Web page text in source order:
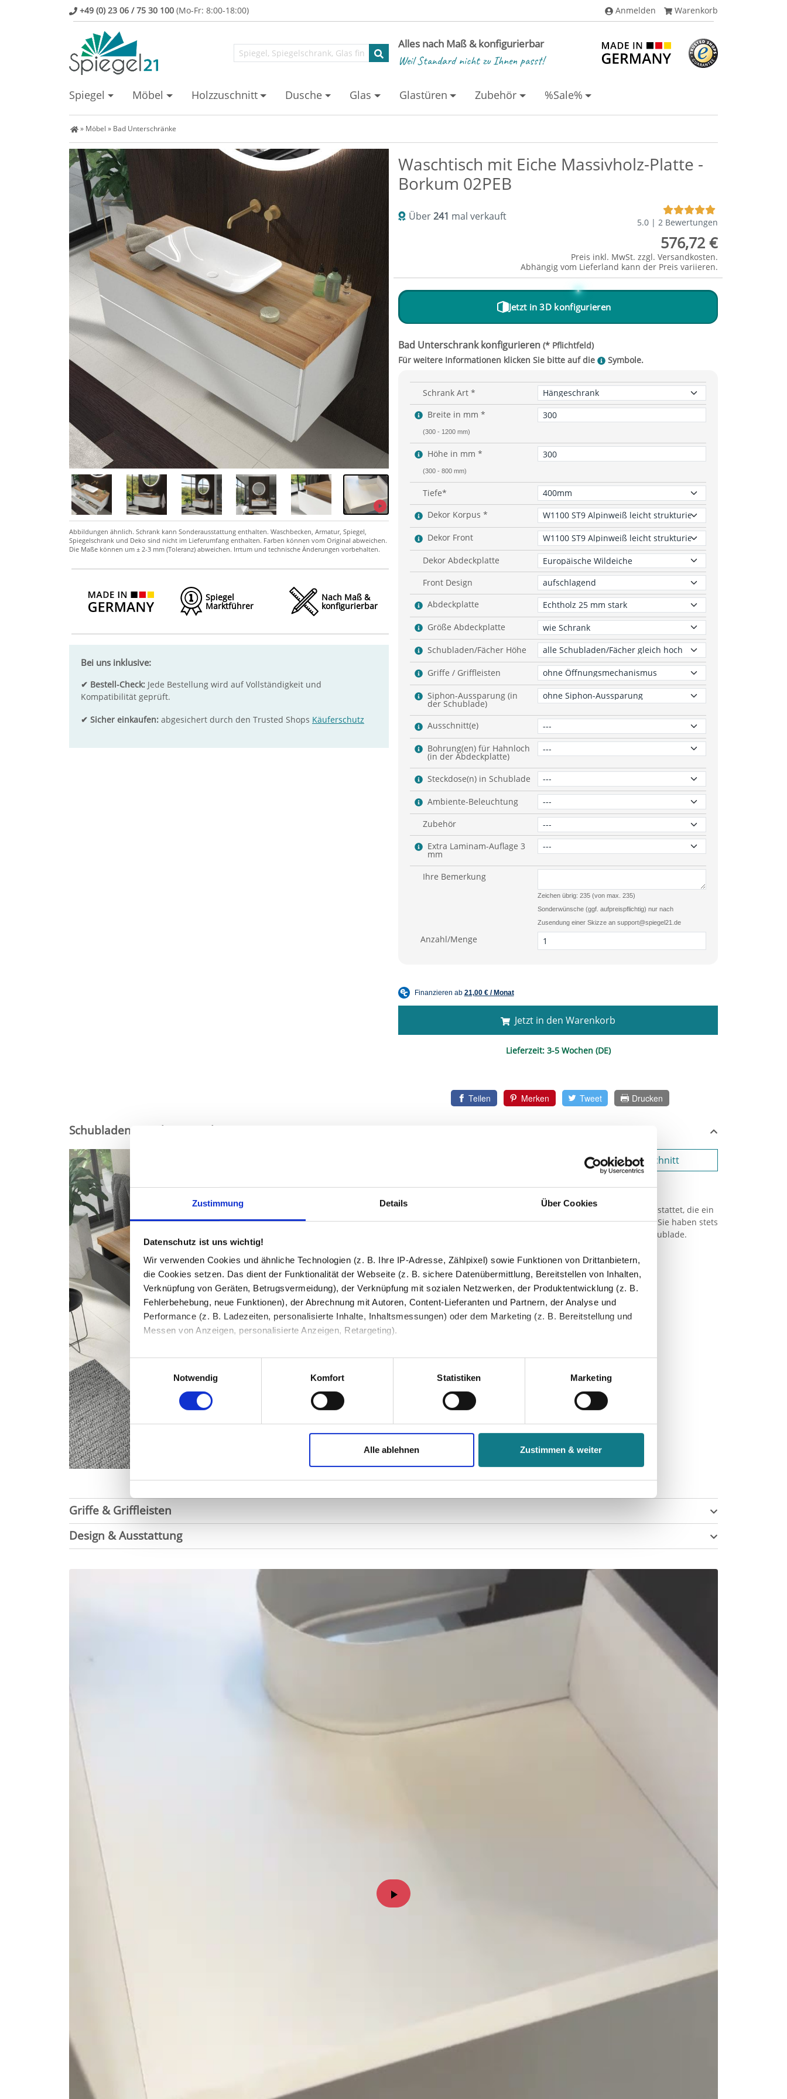
Zustimmung Details Über Cookies
Datenschutz ist uns wichtig!
Wir verwenden Cookies und ähnliche Technologien (z. B. Ihre IP-Adresse, Zählpixel) sowie Funktionen von Drittanbietern,
die Cookies setzen. Das dient der Funktionalität der Webseite (z. B. sichere Datenübermittlung, Bereitstellen von Inhalten,
Verknüpfung von Geräten, Betrugsvermeidung), der Verknüpfung mit sozialen Netzwerken, der Produktentwicklung (z. B.
Fehlerbehebung, neue Funktionen), der Abrechnung mit Autoren, Content-Lieferanten und Partnern, der Analyse und
Performance (z. B. Ladezeiten, personalisierte Inhalte, Inhaltsmessungen) oder dem Marketing (z. B. Bereitstellung und
Messen von Anzeigen, personalisierte Anzeigen, Retargeting).
Die Einzelheiten können Sie unter Datenschutz nachlesen. Über den Link "Cookies" am Seitenende können Sie mehr über
die eingesetzten Technologien und Partner erfahren und die von Ihnen gewünschten Einstellungen vornehmen.
Indem Sie auf den Button "Zustimmen" klicken, willigen Sie in die Verarbeitung Ihrer personenbezogenen Daten zu den
Impressum|Datenschutz
Notwendig
Komfort Statistiken Marketing
Alle ablehnen Zustimmen & weiter
+49 (0) 23 06 / 75 30 100 (Mo-Fr: 8:00-18:00) Anmelden Warenkorb
Alles nach Maß & konfigurierbar
Weil Standard nicht zu Ihnen passt!
Spiegel Möbel Holzzuschnitt Dusche Glas Glastüren Zubehör %Sale%
Spiegel Shop
» Möbel » Bad Unterschränke
Schubladen & Siphonausschnitt
Siphonausschnitt
Komfortabler Zugriff mit Soft-Close
Unsere Unterschränke sind mit hochwertigen Vollauszügen ausgestattet, die ein
sanftes und leises Schließen per Soft-Close-Technik ermöglichen. Sie haben stets
den vollen Überblick und Zugriff auf den gesamten Inhalt der Schublade.
Griffe & Griffleisten
Design & Ausstattung
Spiegel
Marktführer
Nach Maß &
konfigurierbar
Bei uns inklusive:
✔ Bestell-Check: Jede Bestellung wird auf Vollständigkeit und
Kompatibilität geprüft.
✔ Sicher einkaufen: abgesichert durch den Trusted Shops Käuferschutz
Waschtisch mit Eiche Massivholz-Platte -
Borkum 02PEB
Über241 mal verkauft 5.0 | 2 Bewertungen
576,72 €
Preis inkl. MwSt. zzgl. Versandkosten.
Abhängig vom Lieferland kann der Preis variieren.
Jetzt in 3D konfigurieren
Schrank Art *
Breite in mm *
(300 - 1200 mm)
Höhe in mm *
(300 - 800 mm)
Tiefe*
Dekor Korpus *
Dekor Front
Dekor Abdeckplatte
Front Design
Abdeckplatte
Größe Abdeckplatte
Schubladen/Fächer Höhe
Griffe / Griffleisten
Siphon-Aussparung (in
der Schublade)
Ausschnitt(e)
Bohrung(en) für Hahnloch
(in der Abdeckplatte)
Steckdose(n) in Schublade
Ambiente-Beleuchtung
Zubehör
Extra Laminam-Auflage 3
mm
Ihre Bemerkung
Zeichen übrig: 235 (von max. 235)
Sonderwünsche (ggf. aufpreispflichtig) nur nach
Zusendung einer Skizze an support@spiegel21.de
Anzahl/Menge
Jetzt in den Warenkorb
Lieferzeit:3-5 Wochen (DE)
Teilen Merken Tweet Drucken